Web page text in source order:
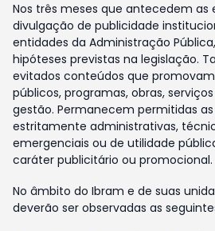
Nos três meses que antecedem as
divulgação de publicidade
entidades da Administração
hipóteses previstas na legislação.
evitados conteúdos que
públicos, programas, obras,
gestão. Permanecem permitidas
estritamente administrativas,
emergenciais ou de utilidade
caráter publicitário ou promocional.
No âmbito do Ibram e de suas
deverão ser observadas as